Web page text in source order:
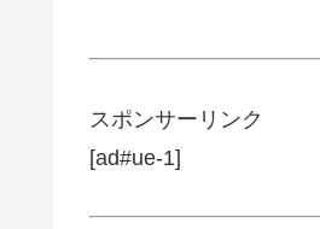
スポンサーリンク
[ad#ue-1]